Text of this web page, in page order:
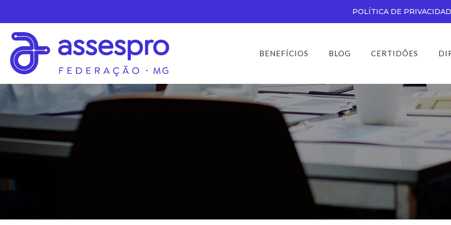
POLÍTICA DE
BENEFÍCIOS BLOG CERTIDÕES